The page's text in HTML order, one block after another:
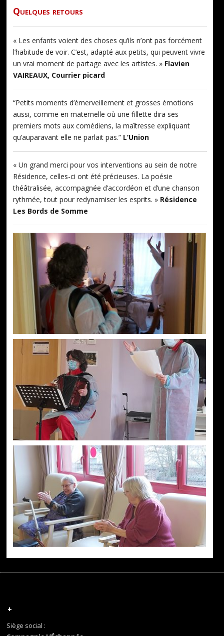
Quelques retours
« Les enfants voient des choses qu’ils n’ont pas forcément
l’habitude de voir. C’est, adapté aux petits, qui peuvent vivre
un vrai moment de partage avec les artistes. » Flavien
VAIREAUX, Courrier picard
“Petits moments d’émerveillement et grosses émotions
aussi, comme en maternelle où une fillette dira ses
premiers mots aux comédiens, la maîtresse expliquant
qu’auparavant elle ne parlait pas.” L’Union
« Un grand merci pour vos interventions au sein de notre
Résidence, celles-ci ont été précieuses. La poésie
théâtralisée, accompagnée d’accordéon et d’une chanson
rythmée, tout pour redynamiser les esprits. » Résidence
Les Bords de Somme
+
Siège social :